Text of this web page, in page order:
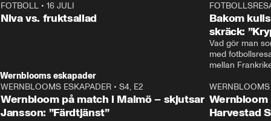
FOTBOLL • 16 JULI
Niva vs. fruktsallad
Bakom
skräck:
Vad gör man
med
Wernblooms eskapader
WERNBLOOMS ESKAPADER • S4, E2
Wernbloom på match i Malmö – skjutsar
Jansson: ”Färdtjänst”
Harvestad